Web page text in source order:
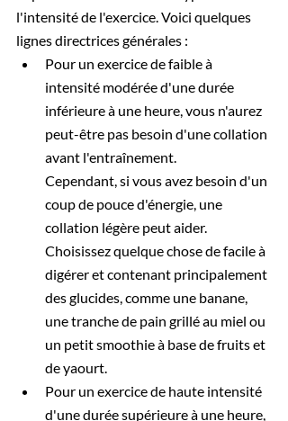
l'intensité de l'exercice. Voici quelques
lignes directrices générales :
Pour un exercice de faible à
intensité modérée d'une durée
inférieure à une heure, vous n'aurez
peut-être pas besoin d'une collation
avant l'entraînement.
Cependant, si vous avez besoin d'un
coup de pouce d'énergie, une
collation légère peut aider.
Choisissez quelque chose de facile à
digérer et contenant principalement
des glucides, comme une banane,
une tranche de pain grillé au miel ou
un petit smoothie à base de fruits et
de yaourt.
Pour un exercice de haute intensité
d'une durée supérieure à une heure,